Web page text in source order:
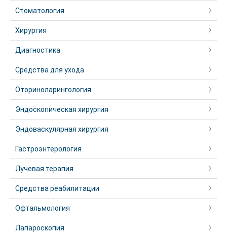
Стоматология
Хирургия
Диагностика
Средства для ухода
Оториноларингология
Эндоскопическая хирургия
Эндоваскулярная хирургия
Гастроэнтерология
Лучевая терапия
Средства реабилитации
Офтальмология
Лапароскопия